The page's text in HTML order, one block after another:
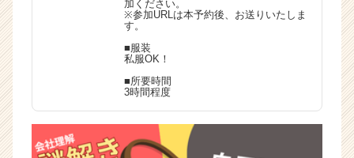
加ください。
※参加URLは本予約後、お送りいたしま
す。
■服装
私服OK！
■所要時間
3時間程度